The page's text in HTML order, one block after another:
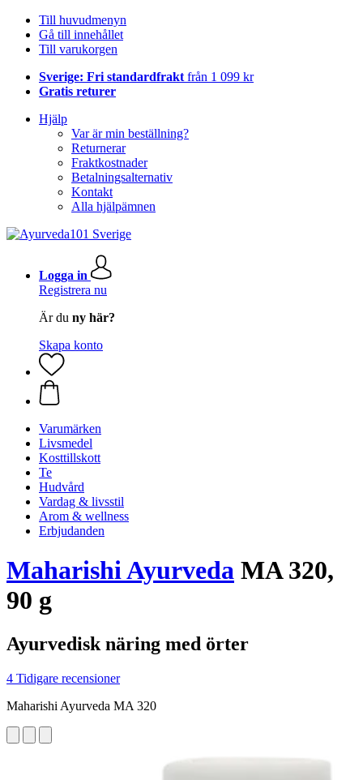
Till huvudmenyn
Gå till innehållet
Till varukorgen
Sverige: Fri standardfrakt från 1 099 kr
Gratis returer
Hjälp
Var är min beställning?
Returnerar
Fraktkostnader
Betalningsalternativ
Kontakt
Alla hjälpämnen
Logga in
Registrera nu
Är du ny här?
Skapa konto
Varumärken
Livsmedel
Kosttillskott
Te
Hudvård
Vardag & livsstil
Arom & wellness
Erbjudanden
Maharishi Ayurveda MA 320,
90 g
Ayurvedisk näring med örter
4 Tidigare recensioner
Maharishi Ayurveda MA 320